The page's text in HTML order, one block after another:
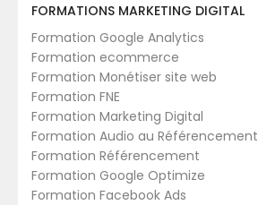
FORMATIONS MARKETING DIGITAL
Formation Google Analytics
Formation ecommerce
Formation Monétiser site web
Formation FNE
Formation Marketing Digital
Formation Audio au Référencement
Formation Référencement
Formation Google Optimize
Formation Facebook Ads